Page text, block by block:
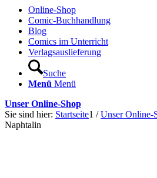
Online-Shop
Comic-Buchhandlung
Blog
Comics im Unterricht
Verlagsauslieferung
Suche
Menü Menü
Unser Online-Shop
Sie sind hier: Startseite1 / Unser Online-
Naphtalin